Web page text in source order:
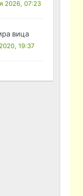
2026, 07:23
вица
19:37